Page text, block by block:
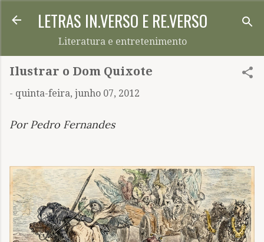
Pular para o conteúdo principal
LETRAS IN.VERSO E RE.VERSO
Literatura e entretenimento
Ilustrar o Dom Quixote
- quinta-feira, junho 07, 2012
Por Pedro Fernandes